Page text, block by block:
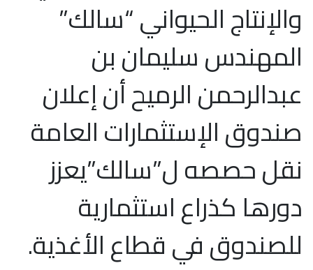
والإنتاج الحيواني “سالك”
المهندس سليمان بن
عبدالرحمن الرميح أن إعلان
صندوق الإستثمارات العامة
نقل حصصه ل”سالك”يعزز
دورها كذراع استثمارية
للصندوق في قطاع الأغذية.